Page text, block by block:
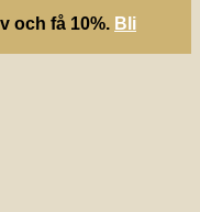
och få 10%. Bli